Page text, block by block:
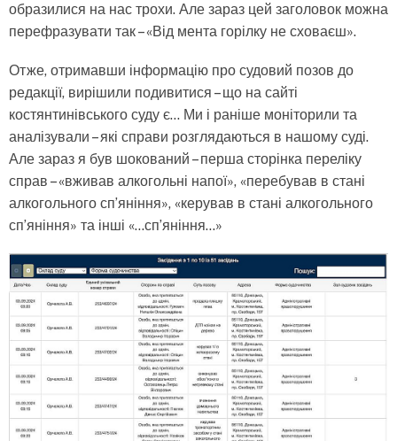
образилися на нас трохи. Але зараз цей заголовок можна
перефразувати так – «Від мента горілку не сховаєш».
Отже, отримавши інформацію про судовий позов до
редакції, вирішили подивитися – що на сайті
костянтинівського суду є... Ми і раніше моніторили та
аналізували – які справи розглядаються в нашому суді.
Але зараз я був шокований – перша сторінка переліку
справ – «вживав алкогольні напої», «перебував в стані
алкогольного сп’яніння», «керував в стані алкогольного
сп’яніння» та інші «…сп’яніння…»